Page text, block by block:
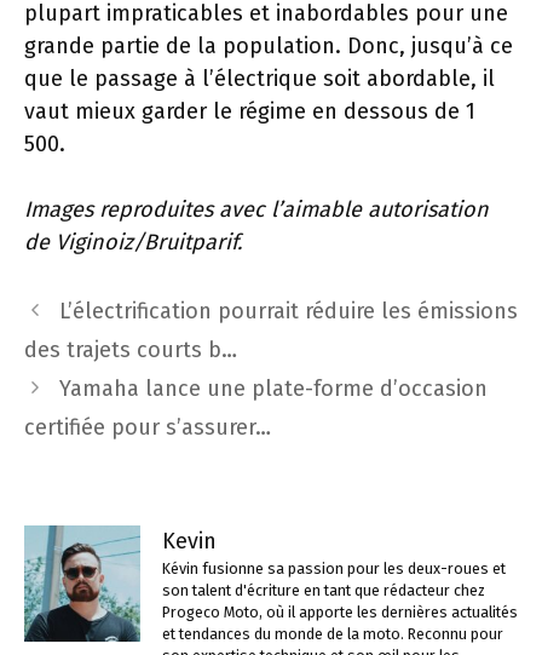
plupart impraticables et inabordables pour une
grande partie de la population. Donc, jusqu’à ce
que le passage à l’électrique soit abordable, il
vaut mieux garder le régime en dessous de 1
500.
Images reproduites avec l’aimable autorisation
de Viginoiz/Bruitparif.
Navigation
des
L’électrification pourrait réduire les émissions
des trajets courts b…
Yamaha lance une plate-forme d’occasion
certifiée pour s’assurer…
Kevin
Kévin fusionne sa passion pour les deux-roues et
son talent d'écriture en tant que rédacteur chez
Progeco Moto, où il apporte les dernières actualités
et tendances du monde de la moto. Reconnu pour